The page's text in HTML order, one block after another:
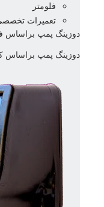
فلومتر
تعمیرات
دوزینگ پمپ براساس
دوزینگ پمپ براساس